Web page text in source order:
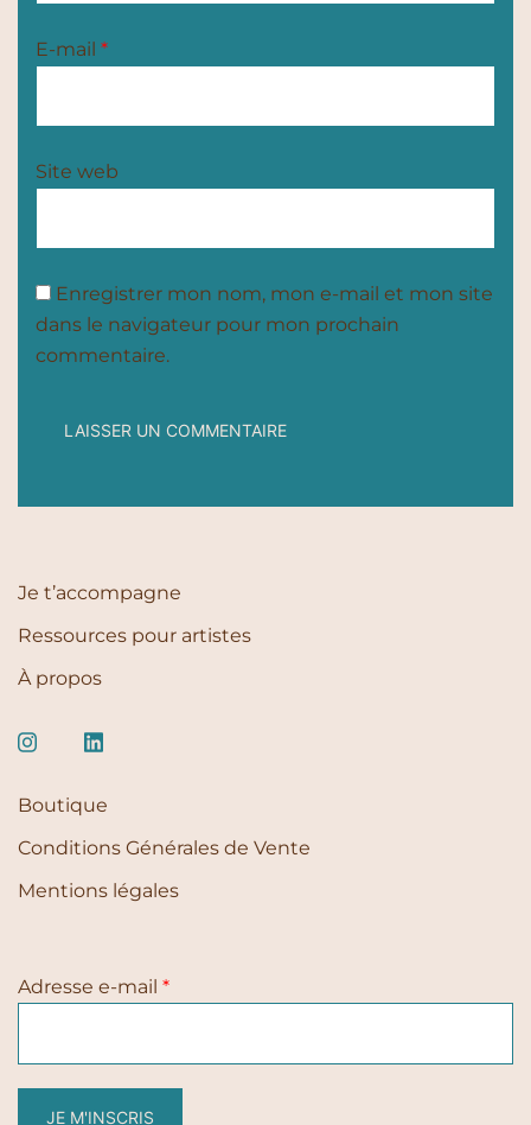
E-mail *
Site web
Enregistrer mon nom, mon e-mail et mon site
dans le navigateur pour mon prochain
commentaire.
Je t’accompagne
Ressources pour artistes
À propos
Boutique
Conditions Générales de Vente
Mentions légales
Adresse e-mail *
JE M'INSCRIS